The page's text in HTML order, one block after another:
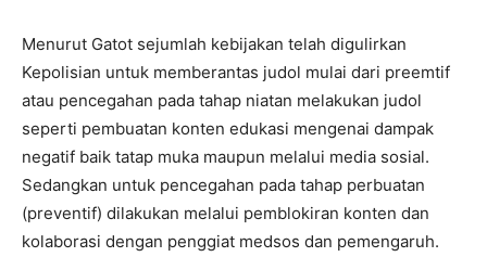
Menurut Gatot sejumlah kebijakan telah digulirkan
Kepolisian untuk memberantas judol mulai dari preemtif
atau pencegahan pada tahap niatan melakukan judol
seperti pembuatan konten edukasi mengenai dampak
negatif baik tatap muka maupun melalui media sosial.
Sedangkan untuk pencegahan pada tahap perbuatan
(preventif) dilakukan melalui pemblokiran konten dan
kolaborasi dengan penggiat medsos dan pemengaruh.